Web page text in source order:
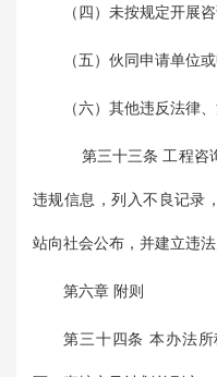
（四）未按规定开展
（五）伙同申请单位
（六）其他违反法律
第三十三条 工程咨
违规信息，列入不良记录
站向社会公布，并建立违法
第六章 附则
第三十四条 本办法